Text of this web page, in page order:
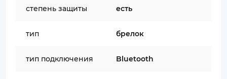
степень защиты есть
тип брелок
тип подключения Bluetooth